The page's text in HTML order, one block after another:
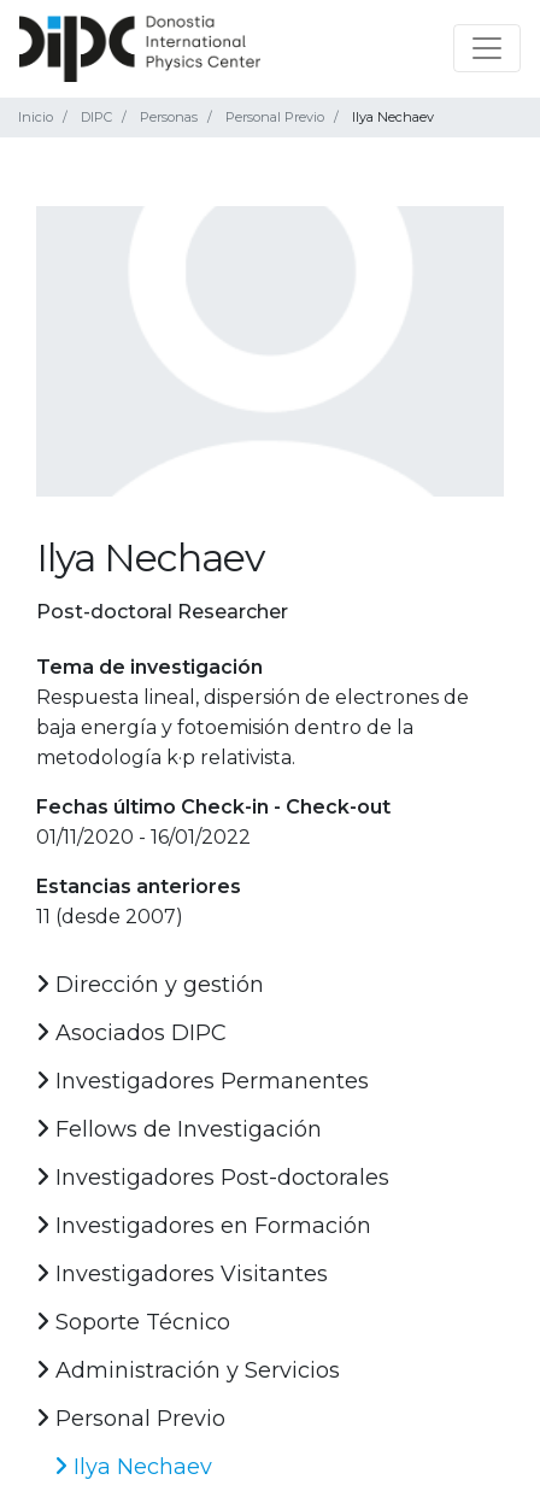
Inicio DIPC Personas Personal Previo Ilya Nechaev
Ilya Nechaev
Post-doctoral Researcher
Tema de investigación
Respuesta lineal, dispersión de electrones de
baja energía y fotoemisión dentro de la
metodología k·p relativista.
Fechas último Check-in - Check-out
01/11/2020 - 16/01/2022
Estancias anteriores
11 (desde 2007)
Dirección y gestión
Asociados DIPC
Investigadores Permanentes
Fellows de Investigación
Investigadores Post-doctorales
Investigadores en Formación
Investigadores Visitantes
Soporte Técnico
Administración y Servicios
Personal Previo
Ilya Nechaev